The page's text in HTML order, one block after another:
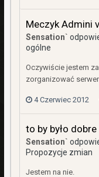
Meczyk Admini
Sensation`
ogólne
Oczywiście jestem
zorganizować
4 Czerwiec 2012
to by było dobre
Sensation`
Propozycje zmian
Jestem na nie.